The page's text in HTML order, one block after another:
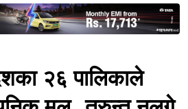
Sponsored
२६ पालिकाले